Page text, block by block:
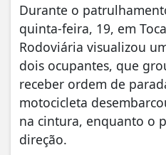
Durante o
quinta-feira, 19, em
Rodoviária visualizou
dois ocupantes, que
receber ordem de
motocicleta
na cintura, enquanto o
direção.